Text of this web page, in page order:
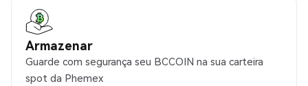
Armazenar
Guarde com segurança seu BCCOIN na sua carteira
spot da Phemex